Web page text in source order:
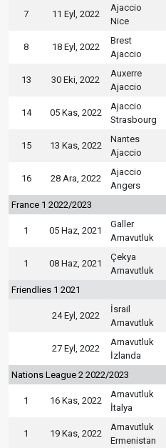
7 11 Eyl, 2022
Ajaccio
Nice
8 18 Eyl, 2022
Brest
Ajaccio
13 30 Eki, 2022
Auxerre
Ajaccio
14 05 Kas, 2022
Ajaccio
Strasbourg
15 13 Kas, 2022
Nantes
Ajaccio
16 28 Ara, 2022
Ajaccio
Angers
France 1 2022/2023
1 05 Haz, 2021
Galler
Arnavutluk
1 08 Haz, 2021
Çekya
Arnavutluk
Friendlies 1 2021
24 Eyl, 2022
İsrail
Arnavutluk
27 Eyl, 2022
Arnavutluk
İzlanda
Nations League 2 2022/2023
1 16 Kas, 2022
Arnavutluk
İtalya
1 19 Kas, 2022
Arnavutluk
Ermenistan